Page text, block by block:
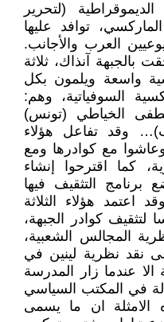
(لتحرير
توافد عليها
العرب والأجانب.
بالجبهة آنذاك، ثلاثة
واسعة ويلمون بكل
السوفياتية، وهم:
الخياطي (تونس)
وقد تفاعل هؤلاء
مع كوادرها ومع
كما اقترحوا إنشاء
برنامج التثقيف فيها
اعتمد هؤلاء الثلاثة
كوادر الجبهة،
المجالس الشعبية،
نقد نظرية لينين في
عندما زار المدرسة
في المكتب السياسي
الامثلة ان ما يسمى